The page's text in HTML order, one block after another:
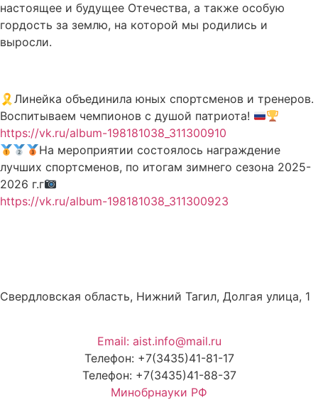
настоящее и будущее Отечества, а также особую
гордость за землю, на которой мы родились и
выросли.
🎗Линейка объединила юных спортсменов и тренеров.
Воспитываем чемпионов с душой патриота!
https://vk.ru/album-198181038_311300910
На мероприятии состоялось награждение
лучших спортсменов, по итогам зимнего сезона 2025-
2026 г.г
https://vk.ru/album-198181038_311300923
Свердловская область, Нижний Тагил, Долгая улица, 1
Email: aist.info@mail.ru
Телефон: +7(3435)41-81-17
Телефон: +7(3435)41-88-37
Минобрнауки РФ